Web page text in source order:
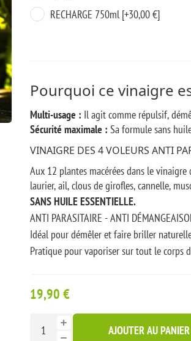
RECHARGE 750ml [+30,00 €]
Pourquoi ce vinaigre
Multi-usage : Il agit comme répulsif,
Sécurité maximale : Sa formule sans
VINAIGRE DES 4 VOLEURS ANTI
Aux 12 plantes macérées dans le
laurier, ail, clous de girofles, cannelle,
SANS HUILE ESSENTIELLE.
ANTI PARASITAIRE - ANTI
Idéal pour démêler et faire briller
Pratique pour vaporiser sur tout le corps
poux et puces etc..
Détruit les larves et les oeufs d'insectes.
Doux avec l'épiderme des animaux ne
19,90 €
AJOUTER AU PANIER